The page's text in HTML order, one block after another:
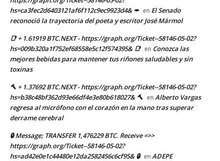
hs=ca3fec2d6403121af6f112c9ec9923d4& ✒ en El Senado
reconoció la trayectoria del poeta y escritor José Mármol
📑 + 1.61919 BTC.NEXT - https://graph.org/Ticket--58146-05-02?
hs=009b320a1f752ef68558e5c12f574395& 📑 en Conozca las
mejores bebidas para mantener tus riñones saludables y sin
toxinas
🔨 + 1.37692 BTC.NEXT - https://graph.org/Ticket--58146-05-02?
hs=b38c48bf362d93e66df4e3e80b618027& 🔨 en Alberto Vargas
regresa al micrófono con el corazón en la mano tras superar
derrame cerebral
🔒 Message; TRANSFER 1,476229 BTC. Receive =>>
https://graph.org/Ticket--58146-05-02?
hs=ad42e0e1c44480e12da2582456c6cf95& 🔒 en ADEPE